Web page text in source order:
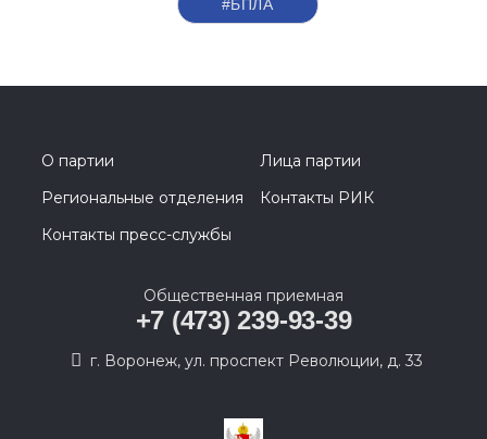
#БПЛА
О партии
Лица партии
Региональные отделения
Контакты РИК
Контакты пресс-службы
Общественная приемная
+7 (473) 239-93-39
г. Воронеж, ул. проспект Революции, д. 33